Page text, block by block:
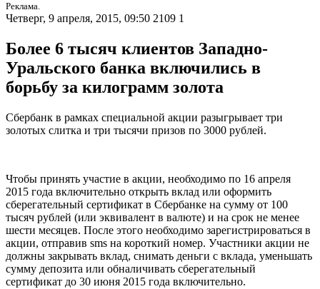
Реклама.
Четверг, 9 апреля, 2015, 09:50 2109 1
Более 6 тысяч клиентов Западно-
Уральского банка включились в
борьбу за килограмм золота
Сбербанк в рамках специальной акции разыгрывает три
золотых слитка и три тысячи призов по 3000 рублей.
Чтобы принять участие в акции, необходимо по 16 апреля
2015 года включительно открыть вклад или оформить
сберегательный сертификат в Сбербанке на сумму от 100
тысяч рублей (или эквивалент в валюте) и на срок не менее
шести месяцев. После этого необходимо зарегистрироваться в
акции, отправив sms на короткий номер. Участники акции не
должны закрывать вклад, снимать деньги с вклада, уменьшать
сумму депозита или обналичивать сберегательный
сертификат до 30 июня 2015 года включительно.